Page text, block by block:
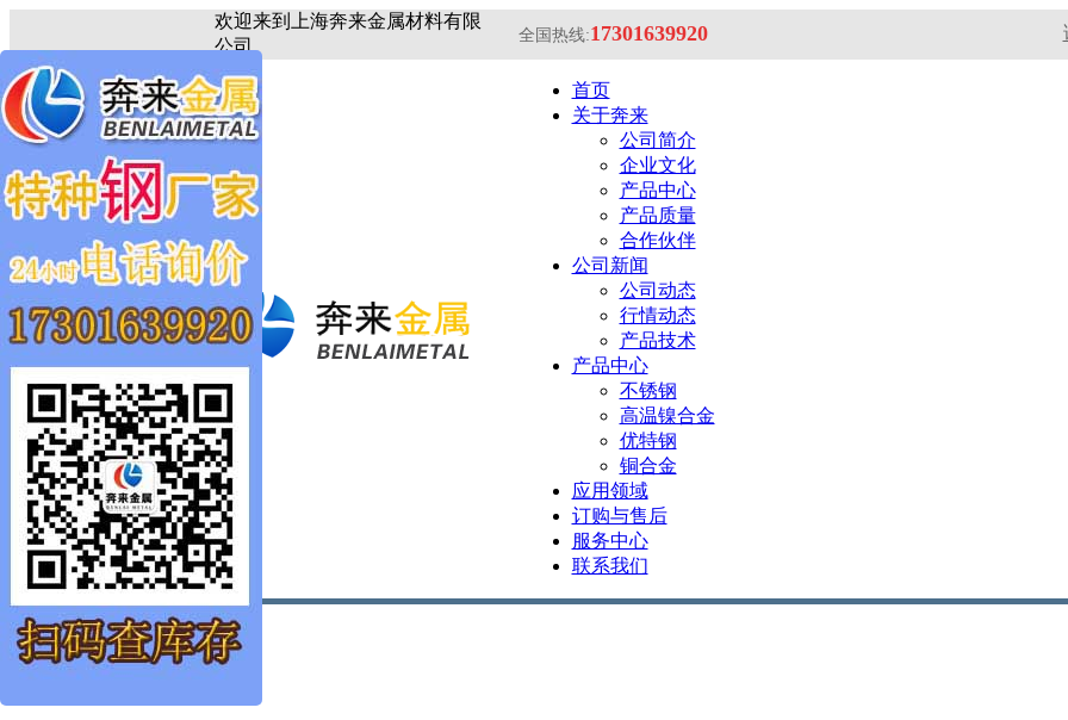
欢迎来到上海奔来金属材料有限
公司
全国热线:17301639920
首页
关于奔来
公司简介
企业文化
产品中心
产品质量
合作伙伴
公司新闻
公司动态
行情动态
产品技术
产品中心
不锈钢
高温镍合金
优特钢
铜合金
应用领域
订购与售后
服务中心
联系我们